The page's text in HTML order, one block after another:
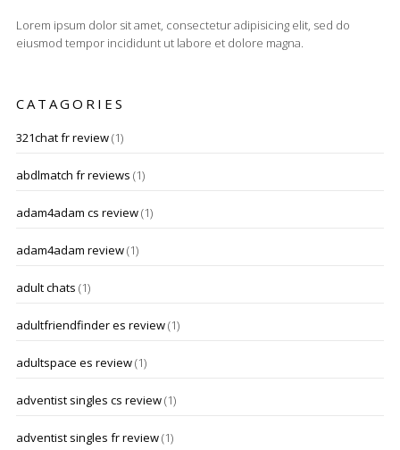
Lorem ipsum dolor sit amet, consectetur adipisicing elit, sed do
eiusmod tempor incididunt ut labore et dolore magna.
CATAGORIES
321chat fr review(1)
abdlmatch fr reviews (1)
adam4adam cs review(1)
adam4adam review(1)
adult chats (1)
adultfriendfinder es review(1)
adultspace es review(1)
adventist singles cs review(1)
adventist singles fr review(1)